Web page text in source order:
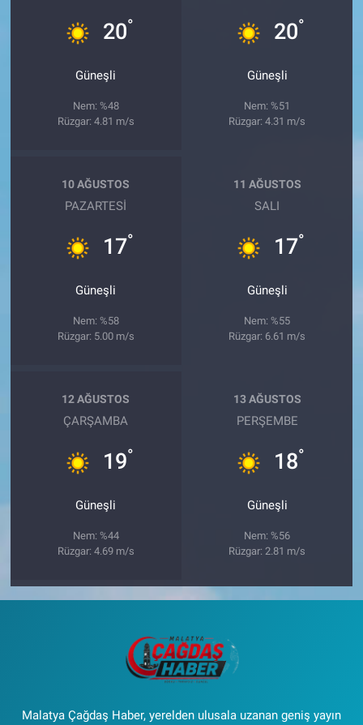
20°
Güneşli
Nem: %48
Rüzgar: 4.81 m/s
20°
Güneşli
Nem: %51
Rüzgar: 4.31 m/s
10 AĞUSTOS
PAZARTESI
17°
Güneşli
Nem: %58
Rüzgar: 5.00 m/s
11 AĞUSTOS
SALI
17°
Güneşli
Nem: %55
Rüzgar: 6.61 m/s
12 AĞUSTOS
ÇARŞAMBA
19°
Güneşli
Nem: %44
Rüzgar: 4.69 m/s
13 AĞUSTOS
PERŞEMBE
18°
Güneşli
Nem: %56
Rüzgar: 2.81 m/s
Malatya Çağdaş Haber, yerelden ulusala uzanan geniş yayın